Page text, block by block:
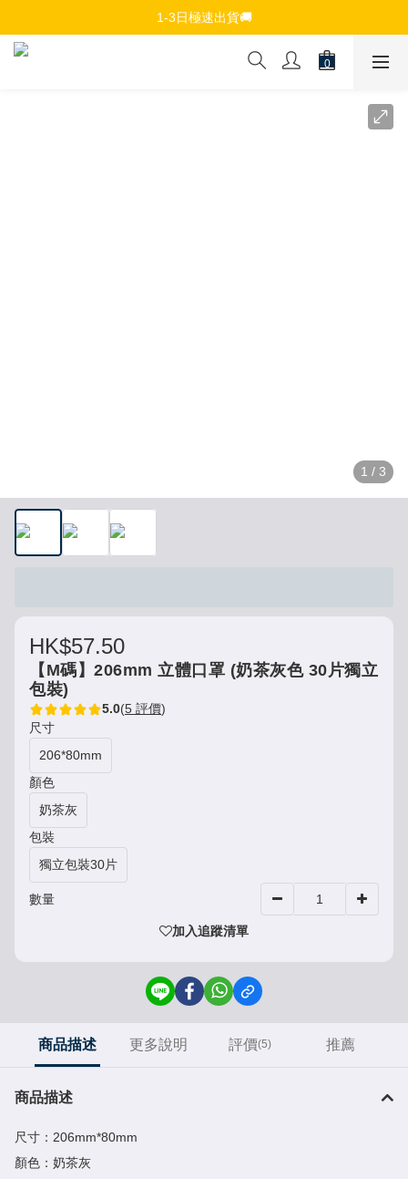
免費註冊會員，$150免運優惠
1-3日極速出貨🚚
追蹤Channel接收WhatsApp優惠通知
1 / 3
HK$57.50
【M碼】206mm 立體口罩 (奶茶灰色 30片獨立
包裝)
5.0(5 評價)
尺寸
206*80mm
顏色
奶茶灰
包裝
獨立包裝30片
數量
加入追蹤清單
商品描述 更多說明 評價(5) 推薦
商品描述
尺寸：206mm*80mm
顏色：奶茶灰